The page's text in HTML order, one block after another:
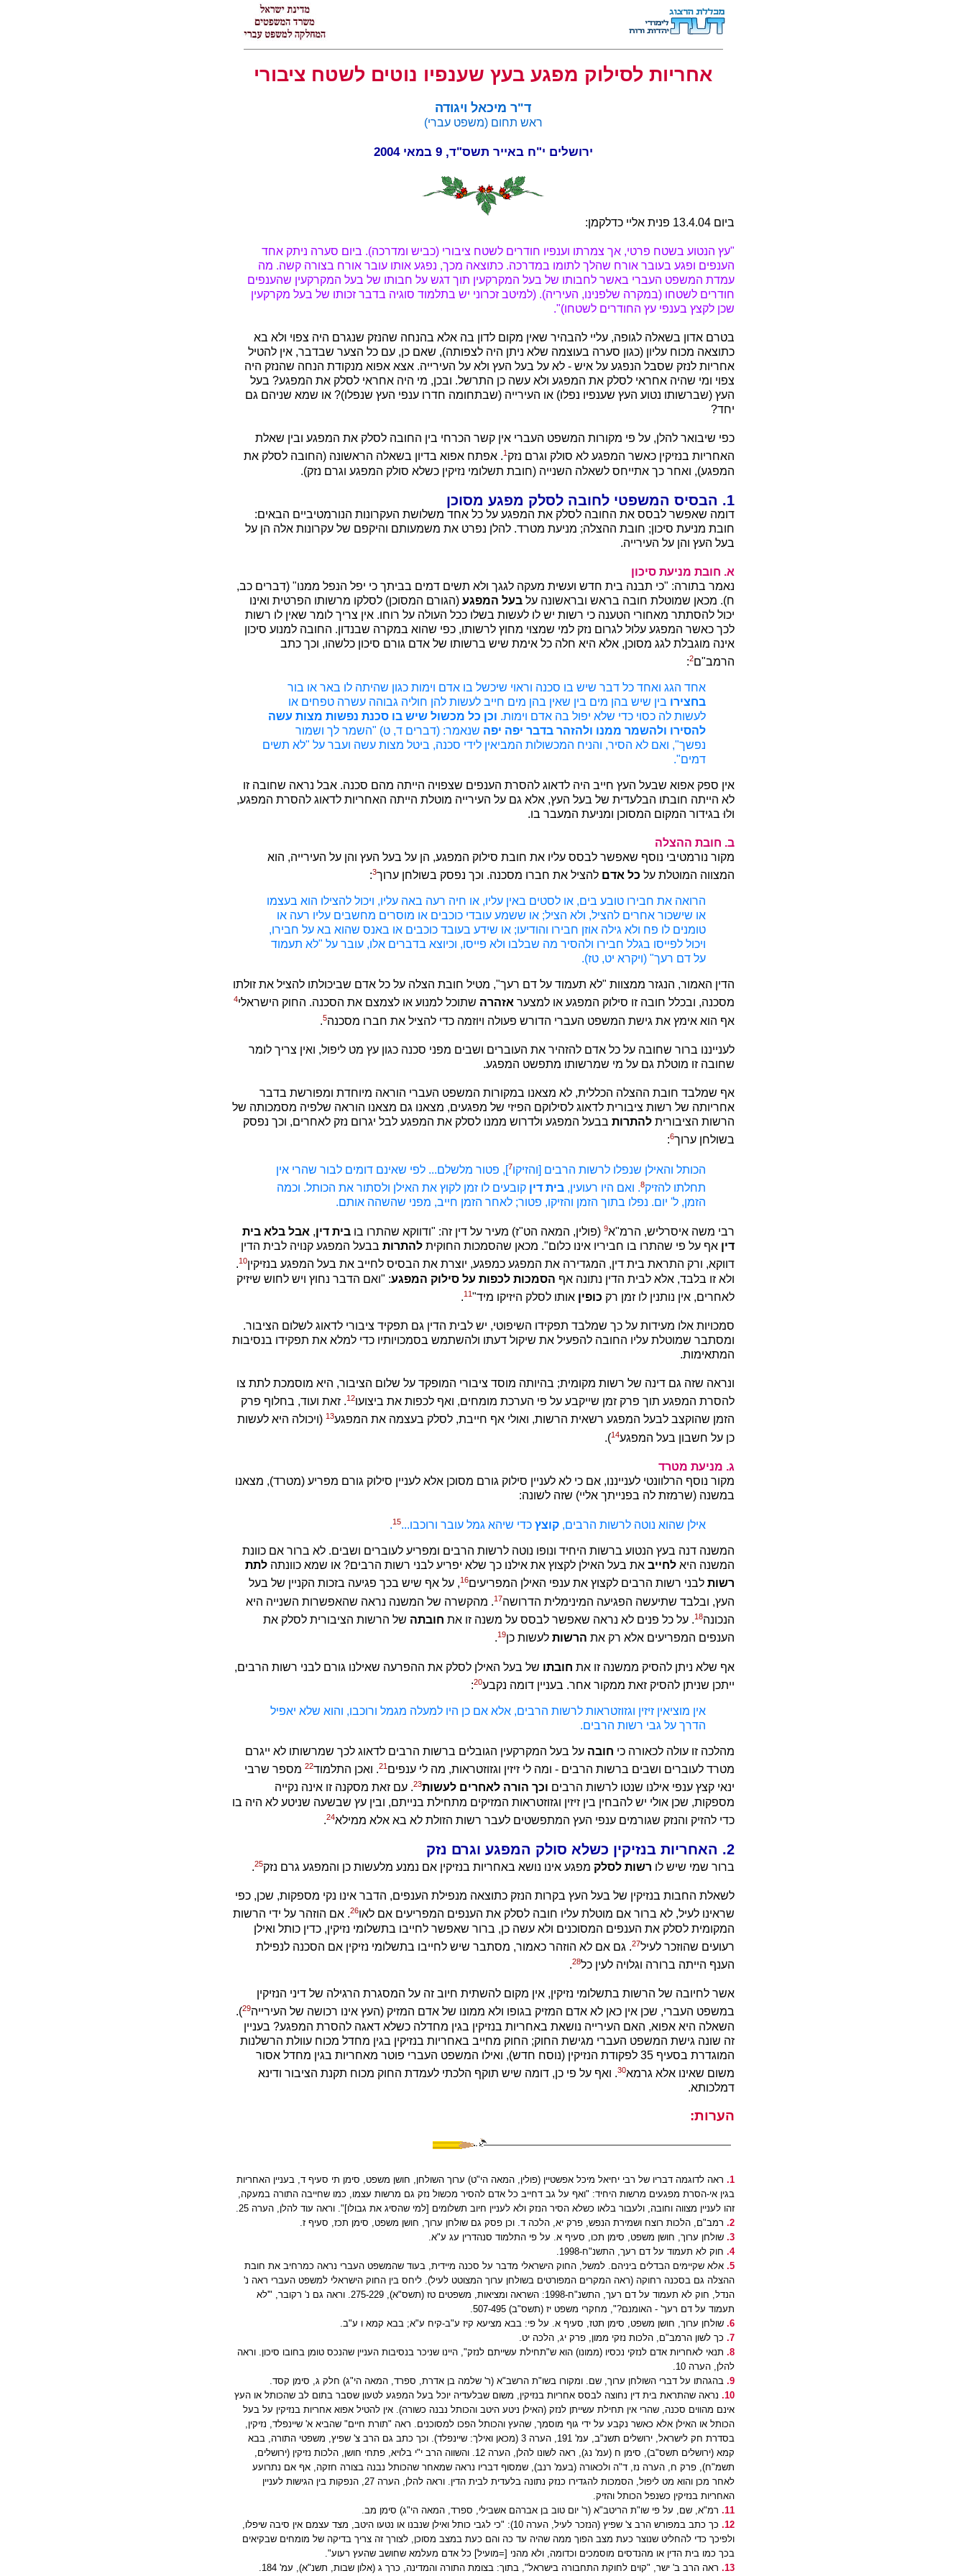
אחריות לסילוק מפגע בעץ שענפיו נוטים לשטח ציבורי
ד"ר מיכאל ויגודה
ראש תחום (משפט עברי)
ירושלים י"ח באייר‏ תשס"ד, 9 במאי 2004
ביום 13.4.04 פנית אליי כדלקמן:
"עץ הנטוע בשטח פרטי, אך צמרתו וענפיו חודרים לשטח ציבורי (כביש ומדרכה). ביום סערה ניתק אחד
הענפים ופגע בעובר אורח שהלך לתומו במדרכה. כתוצאה מכך, נפגע אותו עובר אורח בצורה קשה. מה
עמדת המשפט העברי באשר לחבותו של בעל המקרקעין תוך דגש על חבותו של בעל המקרקעין שהענפים
חודרים לשטחו (במקרה שלפנינו, העיריה). (למיטב זכרוני יש בתלמוד סוגיה בדבר זכותו של בעל מקרקעין
שכן לקצץ בענפי עץ החודרים לשטחו)".
בטרם אדון בשאלה לגופה, עליי להבהיר שאין מקום לדון בה אלא בהנחה שהנזק שנגרם היה צפוי ולא בא
כתוצאה מכוח עליון (כגון סערה בעוצמה שלא ניתן היה לצפותה), שאם כן, עם כל הצער שבדבר, אין להטיל
אחריות לנזק שסבל הנפגע על איש - לא על בעל העץ ולא על העירייה. אצא אפוא מנקודת הנחה שהנזק היה
צפוי ומי שהיה אחראי לסלק את המפגע ולא עשה כן התרשל. ובכן, מי היה אחראי לסלק את המפגע? בעל
העץ (שברשותו נטוע העץ שענפיו נפלו) או העירייה (שבתחומה חדרו ענפי העץ שנפלו)? או שמא שניהם גם
יחד?
כפי שיבואר להלן, על פי מקורות המשפט העברי אין קשר הכרחי בין החובה לסלק את המפגע ובין שאלת
האחריות בנזיקין כאשר המפגע לא סולק וגרם נזק 1. אפתח אפוא בדיון בשאלה הראשונה (החובה לסלק את
המפגע), ואחר כך אתייחס לשאלה השנייה (חובת תשלומי נזיקין כשלא סולק המפגע וגרם נזק).
1. הבסיס המשפטי לחובה לסלק מפגע מסוכן
דומה שאפשר לבסס את החובה לסלק את המפגע על כל אחד משלושת העקרונות הנורמטיביים הבאים:
חובת מניעת סיכון; חובת ההצלה; מניעת מטרד. להלן נפרט את משמעותם והיקפם של עקרונות אלה הן על
בעל העץ והן על העירייה.
א. חובת מניעת סיכון
נאמר בתורה: "כי תבנה בית חדש ועשית מעקה לגגך ולא תשים דמים בביתך כי יפל הנפל ממנו" (דברים כב,
ח). מכאן שמוטלת חובה בראש ובראשונה על בעל המפגע (הגורם המסוכן) לסלקו מרשותו הפרטית ואינו
יכול להסתתר מאחורי הטענה כי רשות יש לו לעשות בשלו ככל העולה על רוחו. אין צריך לומר שאין לו רשות
לכך כאשר המפגע עלול לגרום נזק למי שמצוי מחוץ לרשותו, כפי שהוא במקרה שבנדון. החובה למנוע סיכון
אינה מוגבלת לגג מסוכן, אלא היא חלה כל אימת שיש ברשותו של אדם גורם סיכון כלשהו, וכך כתב
הרמב"ם2
:
אחד הגג ואחד כל דבר שיש בו סכנה וראוי שיכשל בו אדם וימות כגון שהיתה לו באר או בור
בחצירו בין שיש בהן מים בין שאין בהן מים חייב לעשות להן חוליה גבוהה עשרה טפחים או
לעשות לה כסוי כדי שלא יפול בה אדם וימות. וכן כל מכשול שיש בו סכנת נפשות מצות עשה
להסירו ולהשמר ממנו ולהזהר בדבר יפה יפה שנאמר: (דברים ד, ט) "השמר לך ושמור
נפשך", ואם לא הסיר, והניח המכשולות המביאין לידי סכנה, ביטל מצות עשה ועבר על "לא תשים
דמים".
אין ספק אפוא שבעל העץ חייב היה לדאוג להסרת הענפים שצפויה הייתה מהם סכנה. אבל נראה שחובה זו
לא הייתה חובתו הבלעדית של בעל העץ, אלא גם על העירייה מוטלת הייתה האחריות לדאוג להסרת המפגע,
ולוּ בגידור המקום המסוכן ומניעת המעבר בו.
ב. חובת ההצלה
מקור נורמטיבי נוסף שאפשר לבסס עליו את חובת סילוק המפגע, הן על בעל העץ והן על העירייה, הוא
המצווה המוטלת על כל אדם להציל את חברו מסכנה. וכך נפסק בשולחן ערוך3
:
הרואה את חבירו טובע בים, או לסטים באין עליו, או חיה רעה באה עליו, ויכול להצילו הוא בעצמו
או שישכור אחרים להציל, ולא הציל; או ששמע עובדי כוכבים או מוסרים מחשבים עליו רעה או
טומנים לו פח ולא גילה אוזן חבירו והודיעו; או שידע בעובד כוכבים או באנס שהוא בא על חבירו,
ויכול לפייסו בגלל חבירו ולהסיר מה שבלבו ולא פייסו, וכיוצא בדברים אלו, עובר על "לא תעמוד
על דם רעך" (ויקרא יט, טז).
הדין האמור, הנגזר ממצוות "לא תעמוד על דם רעך", מטיל חובת הצלה על כל אדם שביכולתו להציל את זולתו
מסכנה, ובכלל חובה זו סילוק המפגע או למצער אזהרה שתוכל למנוע או לצמצם את הסכנה. החוק הישראלי4
אף הוא אימץ את גישת המשפט העברי הדורש פעולה ויוזמה כדי להציל את חברו מסכנה5
.
לענייננו ברור שחובה על כל אדם להזהיר את העוברים ושבים מפני סכנה כגון עץ מט ליפול, ואין צריך לומר
שחובה זו מוטלת גם על מי שמרשותו מתפשט המפגע.
אף שמלבד חובת ההצלה הכללית, לא מצאנו במקורות המשפט העברי הוראה מיוחדת ומפורשת בדבר
אחריותה של רשות ציבורית לדאוג לסילוקם הפיזי של מפגעים, מצאנו גם מצאנו הוראה שלפיה מסמכותה של
הרשות הציבורית להתרות בבעל המפגע ולדרוש ממנו לסלק את המפגע לבל יגרום נזק לאחרים, וכך נפסק
בשולחן ערוך6
:
הכותל והאילן שנפלו לרשות הרבים [והזיקו7], פטור מלשלם... לפי שאינם דומים לבור שהרי אין
תחלתו להזיק8. ואם היו רעועין, בית דין קובעים לו זמן לקוץ את האילן ולסתור את הכותל. וכמה
הזמן, ל' יום. נפלו בתוך הזמן והזיקו, פטור; לאחר הזמן חייב, מפני שהשהה אותם.
רבי משה איסרליש, הרמ"א9 (פולין, המאה הט"ז) מעיר על דין זה: "ודווקא שהתרו בו בית דין, אבל בלא בית
דין אף על פי שהתרו בו חביריו אינו כלום". מכאן שהסמכות החוקית להתרות בבעל המפגע קנויה לבית הדין
דווקא, ורק התראת בית דין, המגדירה את המפגע כמפגע, יוצרת את הבסיס לחייב את בעל המפגע בנזיקין10
.
ולא זו בלבד, אלא לבית הדין נתונה אף הסמכות לכפות על סילוק המפגע: "ואם הדבר נחוץ ויש לחוש שיזיק
לאחרים, אין נותנין לו זמן רק כופין אותו לסלק היזיקו מיד"11
.
סמכויות אלו מעידות על כך שמלבד תפקידו השיפוטי, יש לבית הדין גם תפקיד ציבורי לדאוג לשלום הציבור.
ומסתבר שמוטלת עליו החובה להפעיל את שיקול דעתו ולהשתמש בסמכויותיו כדי למלא את תפקידו בנסיבות
המתאימות.
ונראה שזה גם דינה של רשות מקומית; בהיותה מוסד ציבורי המופקד על שלום הציבור, היא מוסמכת לתת צו
להסרת המפגע תוך פרק זמן שייקבע על פי הערכת מומחים, ואף לכפות את ביצועו12. זאת ועוד, בחלוף פרק
הזמן שהוקצב לבעל המפגע רשאית הרשות, ואולי אף חייבת, לסלק בעצמה את המפגע13 (ויכולה היא לעשות
כן על חשבון בעל המפגע14
).
ג. מניעת מטרד
מקור נוסף הרלוונטי לענייננו, אם כי לא לעניין סילוק גורם מסוכן אלא לעניין סילוק גורם מפריע (מטרד), מצאנו
במשנה (שרמזת לה בפנייתך אליי) שזה לשונה:
אילן שהוא נוטה לרשות הרבים, קוצץ כדי שיהא גמל עובר ורוכבו...15
.
המשנה דנה בעץ הנטוע ברשות היחיד ונופו נוטה לרשות הרבים ומפריע לעוברים ושבים. לא ברור אם כוונת
המשנה היא לחייב את בעל האילן לקצוץ את אילנו כך שלא יפריע לבני רשות הרבים? או שמא כוונתה לתת
רשות לבני רשות הרבים לקצוץ את ענפי האילן המפריעים16, על אף שיש בכך פגיעה בזכות הקניין של בעל
העץ, ובלבד שתיעשה הפגיעה המינימלית הדרושה17. מהקשרה של המשנה נראה שהאפשרות השנייה היא
הנכונה18. על כל פנים לא נראה שאפשר לבסס על משנה זו את חובתה של הרשות הציבורית לסלק את
הענפים המפריעים אלא רק את הרשות לעשות כן19
.
אף שלא ניתן להסיק ממשנה זו את חובתו של בעל האילן לסלק את ההפרעה שאילנו גורם לבני רשות הרבים,
ייתכן שניתן להסיק זאת ממקור אחר. בעניין דומה נקבע20
:
אין מוציאין זיזין וגזוזטראות לרשות הרבים, אלא אם כן היו למעלה מגמל ורוכבו, והוא שלא יאפיל
הדרך על גבי רשות הרבים.
מהלכה זו עולה לכאורה כי חובה על בעל המקרקעין הגובלים ברשות הרבים לדאוג לכך שמרשותו לא ייגרם
מטרד לעוברים ושבים ברשות הרבים - ומה לי זיזין וגזוזטראות, מה לי ענפים 21. ואכן התלמוד22 מספר שרבי
ינאי קצץ ענפי אילנו שנטו לרשות הרבים וכך הורה לאחרים לעשות23. עם זאת מסקנה זו אינה נקייה
מספקות, שכן אולי יש להבחין בין זיזין וגזוזטראות המזיקים מתחילת בנייתם, ובין עץ שבשעה שניטע לא היה בו
כדי להזיק והנזק שגורמים ענפי העץ המתפשטים לעבר רשות הזולת לא בא אלא ממילא24
.
2. האחריות בנזיקין כשלא סולק המפגע וגרם נזק
ברור שמי שיש לו רשות לסלק מפגע אינו נושא באחריות בנזיקין אם נמנע מלעשות כן והמפגע גרם נזק25
.
לשאלת החבות בנזיקין של בעל העץ בקרות הנזק כתוצאה מנפילת הענפים, הדבר אינו נקי מספקות, שכן, כפי
שראינו לעיל, לא ברור אם מוטלת עליו חובה לסלק את הענפים המפריעים אם לאו26. אם הוזהר על ידי הרשות
המקומית לסלק את הענפים המסוכנים ולא עשה כן, ברור שאפשר לחייבו בתשלומי נזיקין, כדין כותל ואילן
רעועים שהוזכר לעיל27. גם אם לא הוזהר כאמור, מסתבר שיש לחייבו בתשלומי נזיקין אם הסכנה לנפילת
הענף הייתה ברורה וגלויה לעין כל28
.
אשר לחיובה של הרשות בתשלומי נזיקין, אין מקום להשתית חיוב זה על המסגרת הרגילה של דיני הנזיקין
במשפט העברי, שכן אין כאן לא אדם המזיק בגופו ולא ממונו של אדם המזיק (העץ אינו רכושה של העירייה29
).
השאלה היא אפוא, האם העירייה נושאת באחריות בנזיקין בגין מחדלה כשלא דאגה להסרת המפגע? בעניין
זה שונה גישת המשפט העברי מגישת החוק; החוק מחייב באחריות בנזיקין בגין מחדל מכוח עוולת הרשלנות
המוגדרת בסעיף 35 לפקודת הנזיקין (נוסח חדש), ואילו המשפט העברי פוטר מאחריות בגין מחדל אסור
משום שאינו אלא גרמא30. ואף על פי כן, דומה שיש תוקף הלכתי לעמדת החוק מכוח תקנת הציבור ודינא
דמלכותא.
הערות:
1. ראה לדוגמה דבריו של רבי יחיאל מיכל אפשטיין (פולין, המאה הי"ט) ערוך השולחן, חושן משפט, סימן תי סעיף ד, בעניין האחריות
בגין אי-הסרת מפגעים מרשות היחיד: "ואף על גב דחייב כל אדם להסיר מכשול נזק גם מרשות עצמו, כמו שחייבה התורה במעקה,
זהו לעניין מצווה וחובה, ולעבור בלאו כשלא הסיר הנזק ולא לעניין חיוב תשלומים [למי שהסיג את גבולו]". וראה עוד להלן, הערה 25.
2. רמב"ם, הלכות רוצח ושמירת הנפש, פרק יא, הלכה ד. וכן פסק גם שולחן ערוך, חושן משפט, סימן תכז, סעיף ז.
3. שולחן ערוך, חושן משפט, סימן תכו, סעיף א. על פי התלמוד סנהדרין עג ע"א.
4. חוק לא תעמוד על דם רעך, התשנ"ח-1998.
5. אלא שקיימים הבדלים ביניהם. למשל, החוק הישראלי מדבר על סכנה מיידית, בעוד שהמשפט העברי נראה כמרחיב את חובת
ההצלה גם בסכנה רחוקה (ראה המקרים המפורטים בשולחן ערוך המצוטט לעיל). ליחס בין החוק הישראלי למשפט העברי ראה נ'
הנדל, חוק לא תעמוד על דם רעך, התשנ"ח-1998: השראה ומציאות, משפטים טז (תשס"א), 275-229. וראה גם נ' רקובר, "'לא
תעמוד על דם רעך' - האומנם?", מחקרי משפט יז (תשס"ב) 507-495.
6. שולחן ערוך, חושן משפט, סימן תטז, סעיף א. על פי: בבא מציעא קיז ע"ב-קיח ע"א; בבא קמא ו ע"ב.
7. כך לשון הרמב"ם, הלכות נזקי ממון, פרק יג, הלכה יט.
8. תנאי לאחריות אדם לנזקי נכסיו (ממונו) הוא ש"תחילת עשייתם לנזק", היינו שניכר בנסיבות העניין שהנכס טומן בחובו סיכון. וראה
להלן, הערה 10.
9. בהגהתו על דברי השולחן ערוך, שם. ומקורו בשו"ת הרשב"א (ר' שלמה בן אדרת, ספרד, המאה הי"ג) חלק ג, סימן קסד.
10. נראה שהתראת בית דין נחוצה לבסס אחריות בנזיקין, משום שבלעדיה יוכל בעל המפגע לטעון שסבר בתום לב שהכותל או העץ
אינם מהווים סכנה, שהרי אין תחילת עשייתן לנזק (האילן ניטע היטב והכותל נבנה כשורה). אין להטיל אפוא אחריות בנזיקין על בעל
הכותל או האילן אלא כאשר נקבע על ידי גוף מוסמך, שהעץ והכותל הפכו למסוכנים. ראה "תורת חיים" שהביא א' שיינפלד, נזיקין,
בסדרת חק לישראל, ירושלים תשנ"ב, עמ' 191, הערה 3 (מכאן ואילך: שיינפלד). וכך כתב גם הרב צ' שפיץ, משפטי התורה, בבא
קמא (ירושלים תשס"ב), סימן ח (עמ' נג), ראה לשונו להלן, הערה 12. והשווה הרב י"י בלויא, פתחי חושן, הלכות נזיקין (ירושלים,
תשמ"ח), פרק ח, הערה נז, ד"ה ולכאורה (בעמ' רנב), שמסוף דבריו נראה שמאחר שהכותל נבנה בצורה חזקה, אף אם נתרועע
לאחר מכן והוא מט ליפול, הסמכות להגדירו כנזק נתונה בלעדית לבית הדין. וראה להלן, הערה 27, הנפקות בין הגישות לעניין
האחריות בנזיקין כשנפל הכותל והזיק.
11. רמ"א, שם, על פי שו"ת הריטב"א (ר' יום טוב בן אברהם אשבילי, ספרד, המאה הי"ג) סימן מב.
12.
כך כתב במפורש הרב צ' שפיץ (הנזכר לעיל, הערה 10): "כי לגבי כותל ואילן שנבנו או נטעו היטב, מצד עצמם אין סיבה שיפלו,
ולפיכך כדי להחליט שנוצר כעת מצב הפוך ממה שהיה עד כה והם כעת במצב מסוכן, לצורך זה צריך בדיקה של מומחים שבקיאים
בכך כמו בית הדין או מהנדסים מוסמכים וכדומה, ולא מהני [=מועיל] כל אדם מעלמא שחושב שהעץ רעוע".
13.
ראה הרב ב' ישר, "קוים לחוקת התחבורה בישראל", בתוך: בצומת התורה והמדינה, כרך ג (אלון שבות, תשנ"א), עמ' 184.